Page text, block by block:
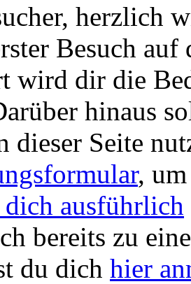
herzlich
Besuch
wird dir die
hinaus
dieser Seite
,
ausführlich
bereits zu
du dich hier